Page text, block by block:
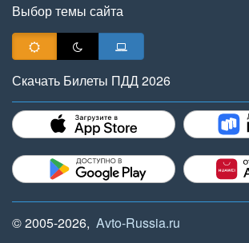
Выбор темы сайта
Скачать Билеты ПДД 2026
© 2005-2026, Avto-Russia.ru